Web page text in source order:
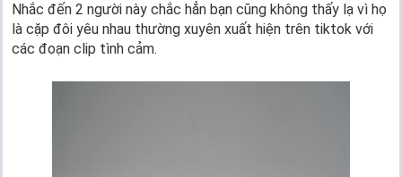
Nhắc đến 2 người này chắc hẳn bạn cũng không thấy lạ vì họ
là cặp đôi yêu nhau thường xuyên xuất hiện trên tiktok với
các đoạn clip tình cảm.